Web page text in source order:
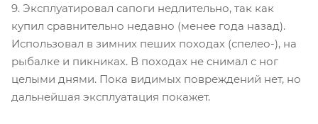
9. Эксплуатировал сапоги недлительно, так как
купил сравнительно недавно (менее года назад).
Использовал в зимних пеших походах (спелео-), на
рыбалке и пикниках. В походах не снимал с ног
целыми днями. Пока видимых повреждений нет, но
дальнейшая эксплуатация покажет.